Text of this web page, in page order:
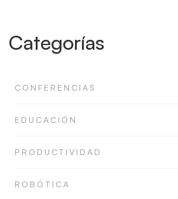
Categorías
CONFERENCIAS
EDUCACIÓN
PRODUCTIVIDAD
ROBÓTICA